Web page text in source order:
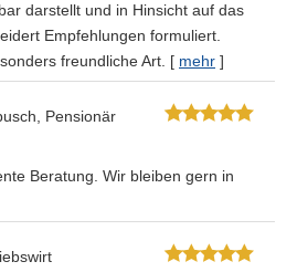
darstellt und in Hinsicht auf das
Empfehlungen formuliert.
freundliche Art. [ mehr ]
, Pensionär
Beratung. Wir bleiben gern in